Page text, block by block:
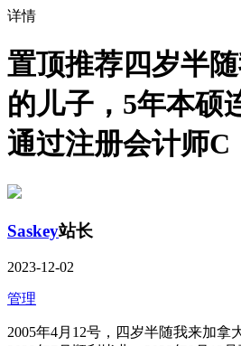
详情
置顶推荐四岁半
的儿子，5年本硕
通过注册会计师C
Saskey站长
2023-12-02
管理
2005年4月12号，四岁半随我来加拿